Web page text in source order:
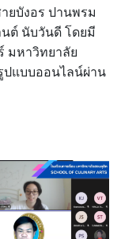
ยบังอร ปานพรม
นต์ นับวันดี โดยมี
มหาวิทยาลัย
ปแบบออนไลน์ผ่าน